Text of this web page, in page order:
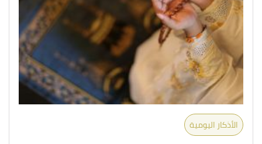
الأذكار اليومية